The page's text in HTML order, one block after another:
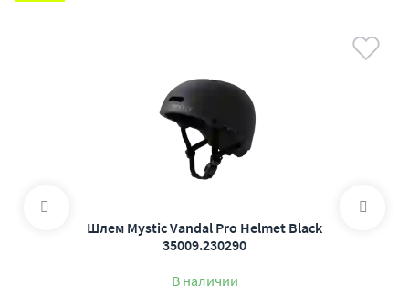
Шлем Mystic Vandal Pro Helmet Black
35009.230290
В наличии